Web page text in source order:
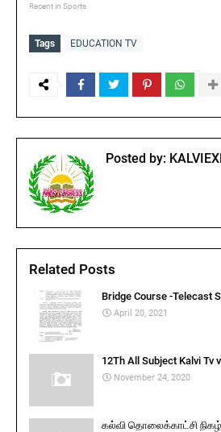
Recent in Sports
Tags EDUCATION TV
Posted by:
Related Posts
Bridge Course -Telecast
April 20, 2021
12Th All Subject Kalvi Tv
November 24, 2020
கல்வி தொலைக்காட்சி